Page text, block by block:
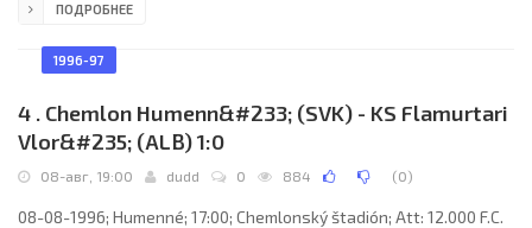
Ríkharður Daöason 84; 2-2 Þorsteinn Jónsson 90. F.C. M.P.K.C.
Vyacheslav Levchuk, Viktor Kukar, Oleg Sysoev, Yuri Maleev, Boris
ПОДРОБНЕЕ
1996-97
4 . Chemlon Humenn&#233; (SVK) - KS Flamurtari
Vlor&#235; (ALB) 1:0
08-авг, 19:00 dudd 0 884 (0)
08-08-1996; Humenné; 17:00; Chemlonský štadión; Att: 12.000 F.C.